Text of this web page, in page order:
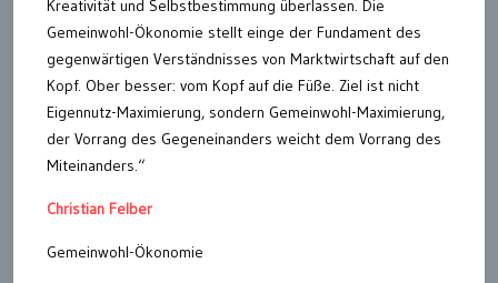
Kreativität und Selbstbestimmung überlassen. Die
Gemeinwohl-Ökonomie stellt einge der Fundament des
gegenwärtigen Verständnisses von Marktwirtschaft auf den
Kopf. Ober besser: vom Kopf auf die Füße. Ziel ist nicht
Eigennutz-Maximierung, sondern Gemeinwohl-Maximierung,
der Vorrang des Gegeneinanders weicht dem Vorrang des
Miteinanders.“
Christian Felber
Gemeinwohl-Ökonomie